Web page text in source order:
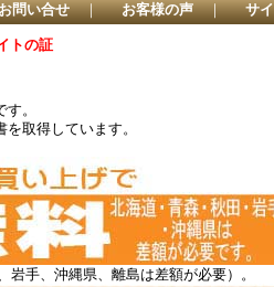
問い合せ ｜ お客様の声 ｜ サ
トの証
。
取得しています。
手、沖縄県、離島は差額が必要）。